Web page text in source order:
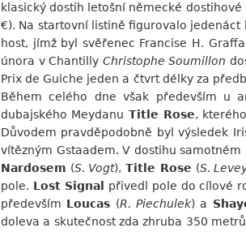
klasický dostih letošní německé dostihové
€). Na startovní listině figurovalo jedenáct
host, jímž byl svěřenec Francise H.
února v Chantilly Christophe Soumillon
Prix de Guiche jeden a čtvrt délky za
Během celého dne však především u
dubajského Meydanu Title Rose,
Důvodem pravděpodobně byl výsledek
vítězným Gstaadem. V dostihu
Nardosem (S. Vogt),Title Rose (S.
pole. Lost Signal přivedl pole do cílové
především Loucas (R. Piechulek) a
doleva a skutečnost zda zhruba 350